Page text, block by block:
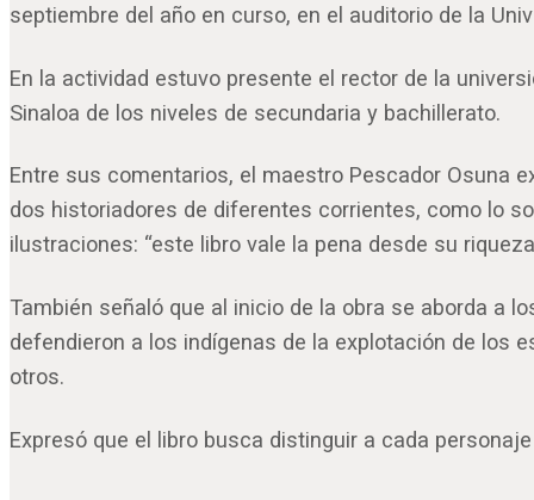
septiembre del año en curso, en el auditorio de la
En la actividad estuvo presente el rector de la
Sinaloa de los niveles de secundaria y bachillerato.
Entre sus comentarios, el maestro Pescador Osuna
dos historiadores de diferentes corrientes, como lo
ilustraciones: “este libro vale la pena desde su
También señaló que al inicio de la obra se aborda a
defendieron a los indígenas de la explotación de los
otros.
Expresó que el libro busca distinguir a cada